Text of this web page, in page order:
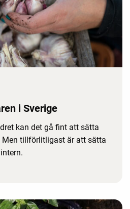
i Sverige
kan det gå fint att sätta
Men tillförlitligast är att sätta